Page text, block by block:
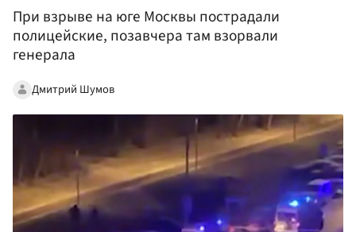
При взрыве на юге Москвы пострадали
полицейские, позавчера там взорвали
генерала
Дмитрий Шумов